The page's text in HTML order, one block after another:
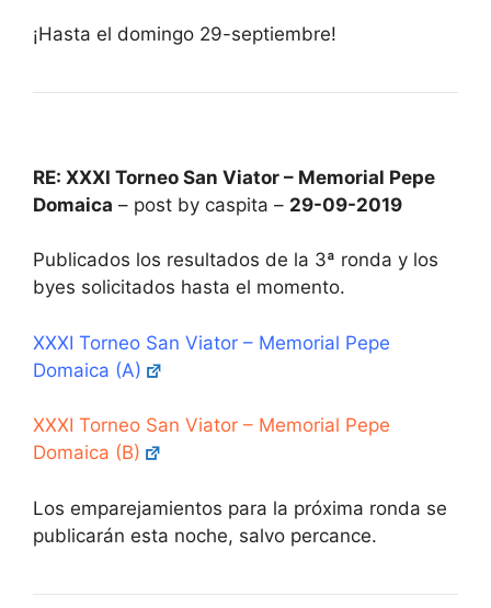
¡Hasta el domingo 29-septiembre!
RE: XXXI Torneo San Viator – Memorial Pepe
Domaica – post by caspita – 29-09-2019
Publicados los resultados de la 3ª ronda y los
byes solicitados hasta el momento.
XXXI Torneo San Viator – Memorial Pepe
Domaica (A)
XXXI Torneo San Viator – Memorial Pepe
Domaica (B)
Los emparejamientos para la próxima ronda se
publicarán esta noche, salvo percance.